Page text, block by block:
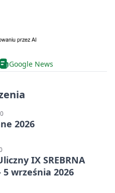
Google News
2026
IX SREBRNA
5 września 2026